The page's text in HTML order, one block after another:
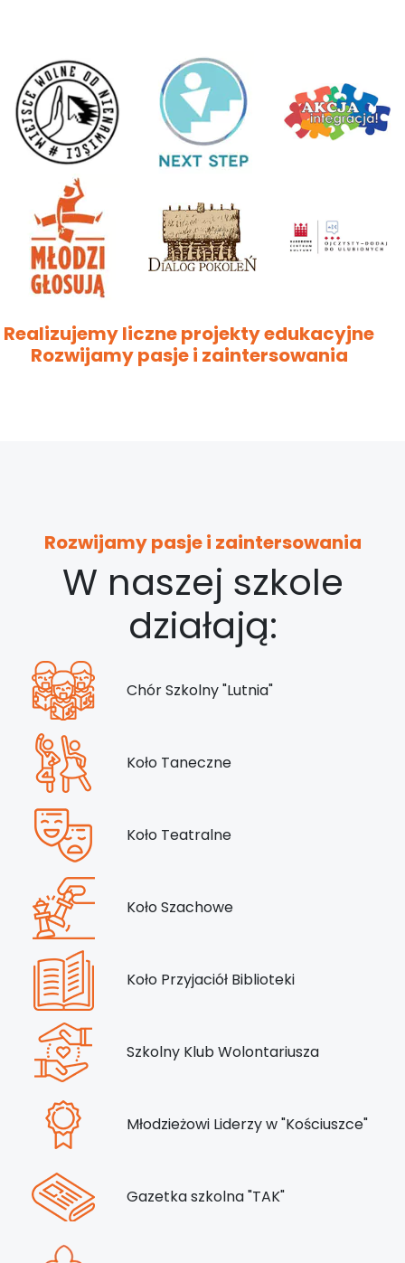
Realizujemy liczne projekty edukacyjne
Rozwijamy pasje i zaintersowania
Rozwijamy pasje i zaintersowania
W naszej szkole
działają:
Chór Szkolny "Lutnia"
Koło Taneczne
Koło Teatralne
Koło Szachowe
Koło Przyjaciół Biblioteki
Szkolny Klub Wolontariusza
Młodzieżowi Liderzy w "Kościuszce"
Gazetka szkolna "TAK"